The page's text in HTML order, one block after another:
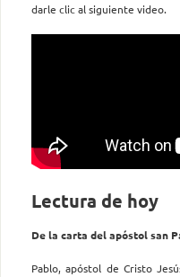
darle clic al siguiente video.
Lectura de hoy
De la carta del apóstol san
Pablo, apóstol de Cristo